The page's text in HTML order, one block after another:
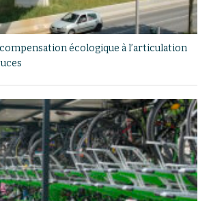
compensation écologique à l’articulation